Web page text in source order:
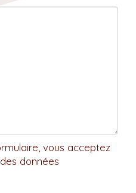
vous acceptez
données